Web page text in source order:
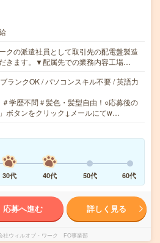
クの派遣社員として取引先の配電盤製造
きます。▼配属先での業務内容工場…
ランクOK / パソコンスキル不要 / 英語力
＃学歴不問＃髪色・髪型自由！○応募後の
ボタンをクリック↓メールにてw…
30代 40代 50代 60代
応募へ進む 詳しく見る
社ウィルオブ・ワーク FO事業部